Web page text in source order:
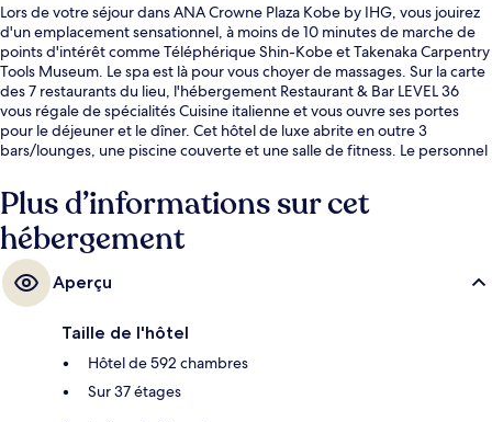
Lors de votre séjour dans ANA Crowne Plaza Kobe by IHG, vous jouirez
d'un emplacement sensationnel, à moins de 10 minutes de marche de
points d'intérêt comme Téléphérique Shin-Kobe et Takenaka Carpentry
Tools Museum. Le spa est là pour vous choyer de massages. Sur la carte
des 7 restaurants du lieu, l'hébergement Restaurant & Bar LEVEL 36
vous régale de spécialités Cuisine italienne et vous ouvre ses portes
pour le déjeuner et le dîner. Cet hôtel de luxe abrite en outre 3
bars/lounges, une piscine couverte et une salle de fitness. Le personnel
des autres voyageurs. L'hébergement se situe à une courte distance à
pied des transports publics. Station Shinkobe se trouve à 5 min à peine.
Plus d’informations sur cet
hébergement
Aperçu
Taille de l'hôtel
Hôtel de 592 chambres
Sur 37 étages